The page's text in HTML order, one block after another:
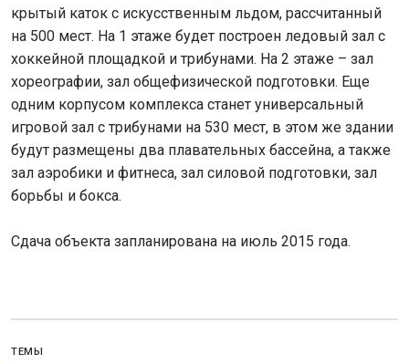
крытый каток с искусственным льдом, рассчитанный
на 500 мест. На 1 этаже будет построен ледовый зал с
хоккейной площадкой и трибунами. На 2 этаже – зал
хореографии, зал общефизической подготовки. Еще
одним корпусом комплекса станет универсальный
игровой зал с трибунами на 530 мест, в этом же здании
будут размещены два плавательных бассейна, а также
зал аэробики и фитнеса, зал силовой подготовки, зал
борьбы и бокса.
Сдача объекта запланирована на июль 2015 года.
ТЕМЫ